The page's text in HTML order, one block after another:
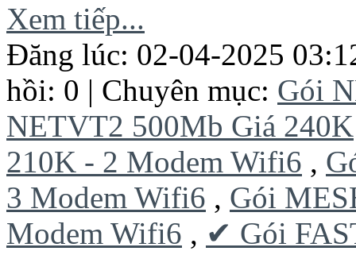
Xem tiếp...
Đăng lúc: 02-04-2025
hồi: 0 | Chuyên mục: Gói
NETVT2 500Mb Giá 240K
210K - 2 Modem Wifi6 ,
3 Modem Wifi6 , Gói
Modem Wifi6 , ✔ Gói